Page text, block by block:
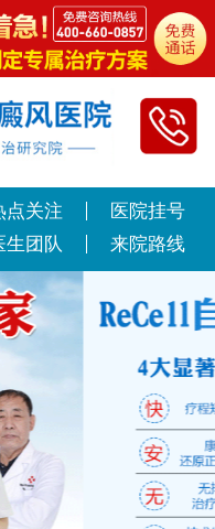
点关注
医院挂号
生团队 来院路线